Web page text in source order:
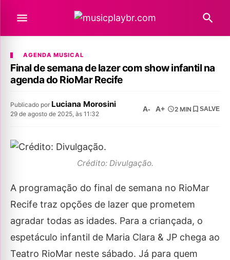
AGENDA MUSICAL
Final de semana de lazer com show infantil na
agenda do RioMar Recife
Publicado por Luciana Morosini
29 de agosto de 2025, às 11:32
A- A+ 2 MIN SALVE
Crédito: Divulgação.
A programação do final de semana no RioMar
Recife traz opções de lazer que prometem
agradar todas as idades. Para a criançada, o
espetáculo infantil de Maria Clara & JP chega ao
Teatro RioMar neste sábado. Já para quem